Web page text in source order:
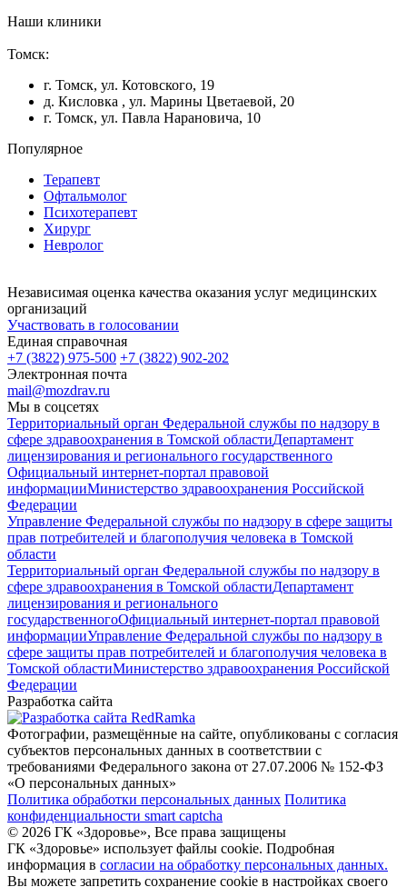
Наши клиники
Томск:
г. Томск, ул. Котовского, 19
д. Кисловка , ул. Марины Цветаевой, 20
г. Томск, ул. Павла Нарановича, 10
Популярное
Терапевт
Офтальмолог
Психотерапевт
Хирург
Невролог
Независимая оценка качества оказания услуг медицинских
организаций
Участвовать в голосовании
Единая справочная
+7 (3822) 975-500 +7 (3822) 902-202
Электронная почта
mail@mozdrav.ru
Мы в соцсетях
Территориальный орган Федеральной службы по надзору в
сфере здравоохранения в Томской областиДепартамент
лицензирования и регионального государственного
Официальный интернет-портал правовой
информацииМинистерство здравоохранения Российской
Федерации
Управление Федеральной службы по надзору в сфере защиты
прав потребителей и благополучия человека в Томской
области
Территориальный орган Федеральной службы по надзору в
сфере здравоохранения в Томской областиДепартамент
лицензирования и регионального
государственногоОфициальный интернет-портал правовой
информацииУправление Федеральной службы по надзору в
сфере защиты прав потребителей и благополучия человека в
Томской областиМинистерство здравоохранения Российской
Федерации
Разработка сайта
Фотографии, размещённые на сайте, опубликованы с согласия
субъектов персональных данных в соответствии с
требованиями Федерального закона от 27.07.2006 № 152-ФЗ
«О персональных данных»
Политика обработки персональных данных Политика
конфиденциальности smart captcha
© 2026 ГК «Здоровье», Все права защищены
ГК «Здоровье» использует файлы cookie. Подробная
информация в согласии на обработку персональных данных.
Вы можете запретить сохранение cookie в настройках своего